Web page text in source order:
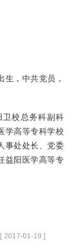
生，中共党员，
卫校总务科副科
学高等专科学校
事处处长、党委
益阳医学高等专
[ 2017-01-19 ]